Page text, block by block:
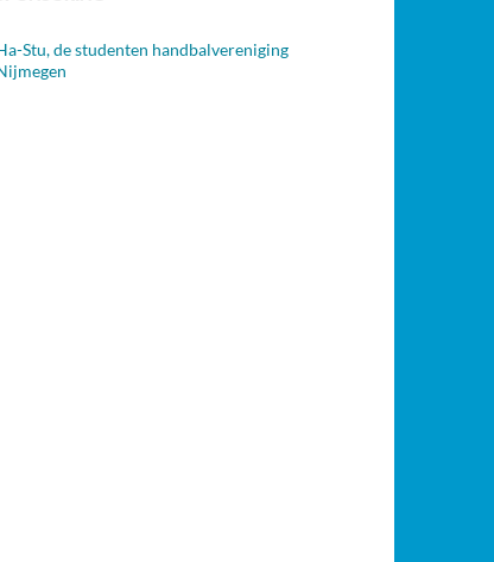
Stu, de studenten handbalvereniging